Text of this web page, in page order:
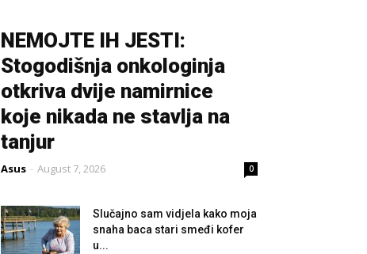
NEMOJTE IH JESTI:
Stogodišnja onkologinja
otkriva dvije namirnice
koje nikada ne stavlja na
tanjur
Asus - August 7, 2026 0
Slučajno sam vidjela kako moja
snaha baca stari smeđi kofer
u...